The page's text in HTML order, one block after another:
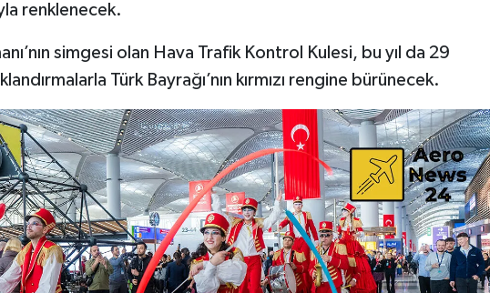
renklenecek.
simgesi olan Hava Trafik Kontrol Kulesi, bu yıl da 29
Türk Bayrağı’nın kırmızı rengine bürünecek.